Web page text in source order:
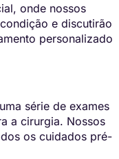
onde nossos
e discutirão
personalizado
série de exames
a cirurgia. Nossos
os cuidados pré-